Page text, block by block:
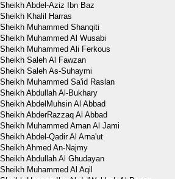
Sheikh Abdel-Aziz Ibn Baz
Sheikh Khalil Harras
Sheikh Muhammed Shanqiti
Sheikh Muhammed Al Wusabi
Sheikh Muhammed Ali Ferkous
Sheikh Saleh Al Fawzan
Sheikh Saleh As-Suhaymi
Sheikh Muhammed Sa'id Raslan
Sheikh Abdullah Al-Bukhary
Sheikh AbdelMuhsin Al Abbad
Sheikh AbderRazzaq Al Abbad
Sheikh Muhammed Aman Al Jami
Sheikh Abdel-Qadir Al Arna'ut
Sheikh Ahmed An-Najmy
Sheikh Abdullah Al Ghudayan
Sheikh Muhammed Al Aqil